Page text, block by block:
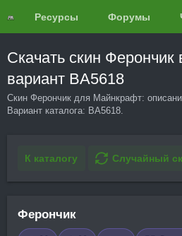
Ресурсы Форумы
Скачать скин
вариант BA5618
Скин Ферончик для Майнкрафт:
Вариант каталога: BA5618.
К каталогу Случайный
Ферончик